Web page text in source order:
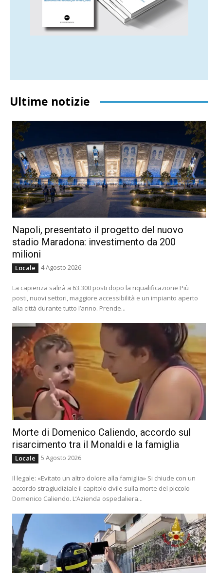
Ultime notizie
Napoli, presentato il progetto del nuovo
stadio Maradona: investimento da 200
milioni
Locale 4 Agosto 2026
La capienza salirà a 63.300 posti dopo la riqualificazione Più
posti, nuovi settori, maggiore accessibilità e un impianto aperto
alla città durante tutto l’anno. Prende...
Morte di Domenico Caliendo, accordo sul
risarcimento tra il Monaldi e la famiglia
Locale 5 Agosto 2026
Il legale: «Evitato un altro dolore alla famiglia» Si chiude con un
accordo stragiudiziale il capitolo civile sulla morte del piccolo
Domenico Caliendo. L’Azienda ospedaliera...